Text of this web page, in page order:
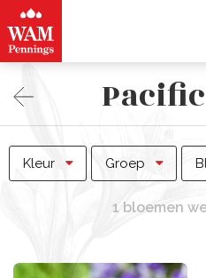
Kleur Groep
1 bloemen